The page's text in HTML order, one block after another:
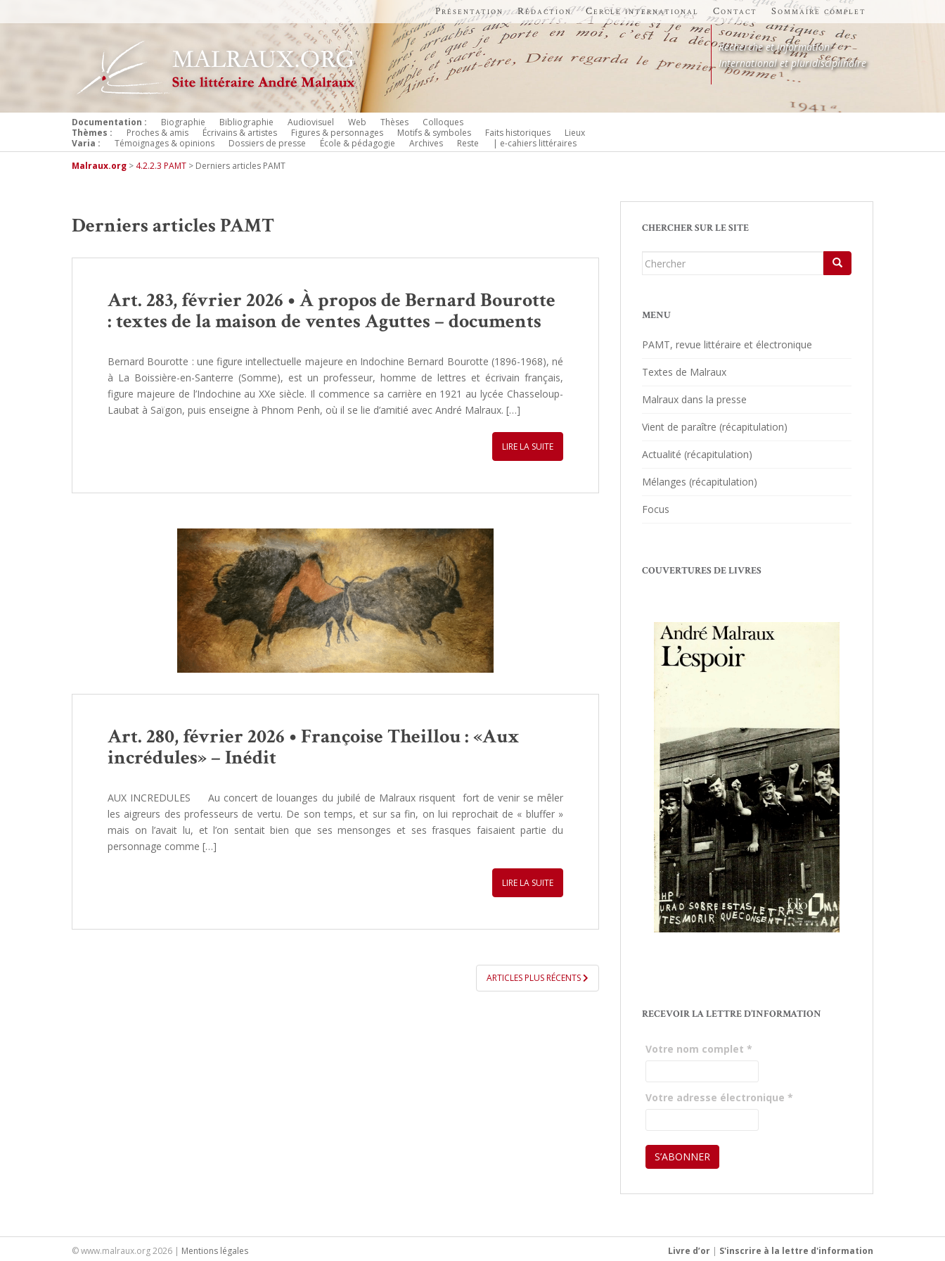
Présentation Rédaction Cercle international Contact Sommaire complet
Recherche et information
International et pluridisciplinaire
Documentation : Biographie Bibliographie Audiovisuel Web Thèses
Colloques
Thèmes :
Proches & amis Écrivains & artistes Figures & personnages Motifs & symboles Faits historiques
Lieux
Varia :
Témoignages & opinions Dossiers de presse École & pédagogie Archives Reste
| e-cahiers littéraires
Malraux.org > 4.2.2.3 PAMT > Derniers articles PAMT
Derniers articles PAMT
Art. 283, février 2026 • À propos de Bernard Bourotte
: textes de la maison de ventes Aguttes – documents
Bernard Bourotte : une figure intellectuelle majeure en Indochine Bernard Bourotte (1896-1968), né
à La Boissière-en-Santerre (Somme), est un professeur, homme de lettres et écrivain français,
figure majeure de l’Indochine au XXe siècle. Il commence sa carrière en 1921 au lycée Chasseloup-
Laubat à Saïgon, puis enseigne à Phnom Penh, où il se lie d’amitié avec André Malraux. […]
LIRE LA SUITE
Art. 280, février 2026 • Françoise Theillou : «Aux
incrédules» – Inédit
AUX INCREDULES Au concert de louanges du jubilé de Malraux risquent fort de venir se mêler
les aigreurs des professeurs de vertu. De son temps, et sur sa fin, on lui reprochait de « bluffer »
mais on l’avait lu, et l’on sentait bien que ses mensonges et ses frasques faisaient partie du
personnage comme […]
LIRE LA SUITE
ARTICLES PLUS RÉCENTS
CHERCHER SUR LE SITE
Chercher...
MENU
PAMT, revue littéraire et électronique
Textes de Malraux
Malraux dans la presse
Vient de paraître (récapitulation)
Actualité (récapitulation)
Mélanges (récapitulation)
Focus
COUVERTURES DE LIVRES
RECEVOIR LA LETTRE D’INFORMATION
Votre nom complet *
Votre adresse électronique *
© www.malraux.org 2026 | Mentions légales Livre d’or | S'inscrire à la lettre d'information